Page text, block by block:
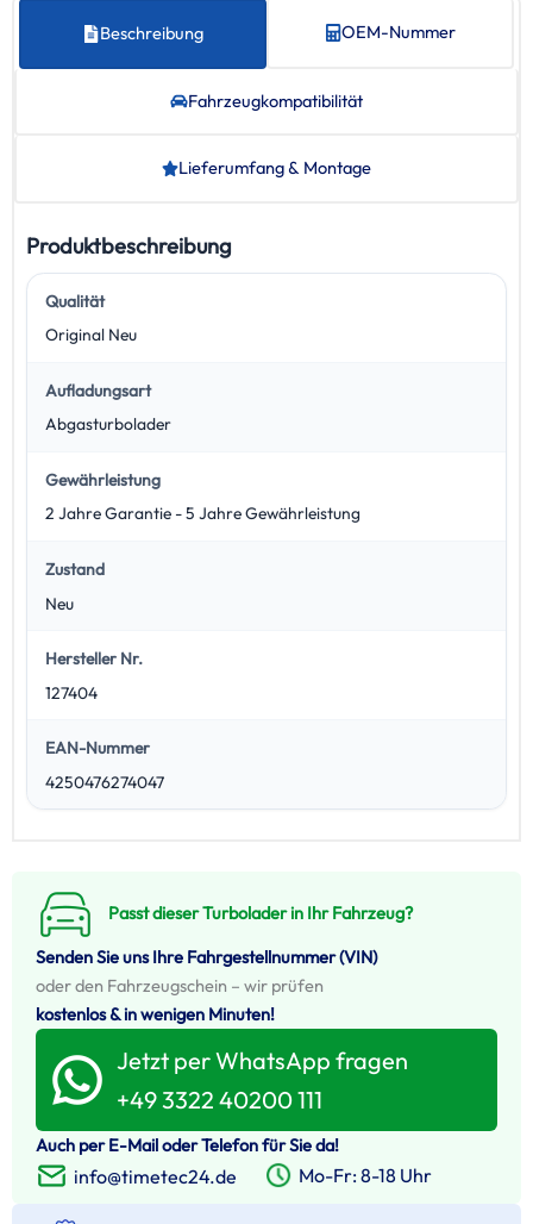
Beschreibung OEM-Nummer
Fahrzeug­kompatibilität
Lieferumfang & Montage
Produktbeschreibung
Qualität
Original Neu
Aufladungsart
Abgasturbolader
Gewährleistung
2 Jahre Garantie - 5 Jahre Gewährleistung
Zustand
Neu
Hersteller Nr.
127404
EAN-Nummer
4250476274047
Passt dieser Turbolader in Ihr Fahrzeug?
Senden Sie uns Ihre Fahrgestellnummer (VIN)
oder den Fahrzeugschein – wir prüfen
kostenlos & in wenigen Minuten!
Jetzt per WhatsApp fragen
+49 3322 40200 111
Auch per E-Mail oder Telefon für Sie da!
info@timetec24.de Mo-Fr: 8-18 Uhr